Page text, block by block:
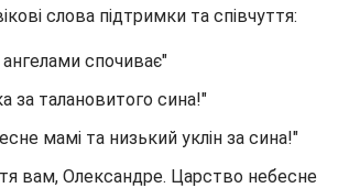
слова підтримки та співчуття:
спочиває"
за талановитого сина!"
мамі та низький уклін за сина!"
вам, Олександре. Царство небесне